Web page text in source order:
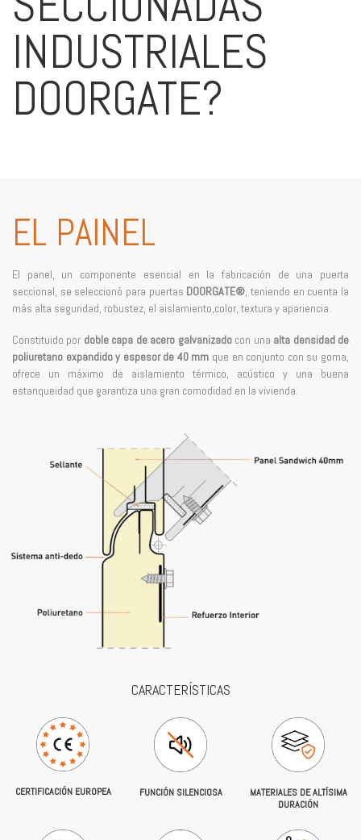
INDUSTRIALES
DOORGATE?
EL PAINEL
El panel, un componente esencial en la fabricación de una puerta
seccional, se seleccionó para puertas DOORGATE®, teniendo en cuenta la
más alta seguridad, robustez, el aislamiento,color, textura y apariencia.
Constituido por doble capa de acero galvanizadocon una alta densidad de
poliuretano expandido y espesor de 40 mm que en conjunto con su goma,
ofrece un máximo de aislamiento térmico, acústico y una buena
estanqueidad que garantiza una gran comodidad en la vivienda.
CARACTERÍSTICAS
CERTIFICACIÓN EUROPEA FUNCIÓN SILENCIOSA
MATERIALES DE ALTÍSIMA
DURACIÓN